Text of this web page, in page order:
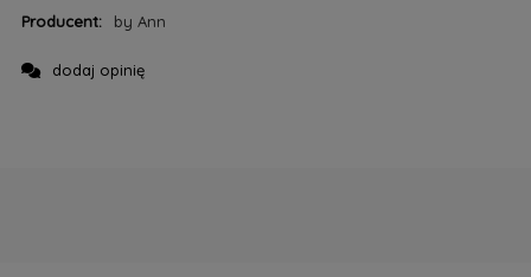
Producent: by Ann
dodaj opinię